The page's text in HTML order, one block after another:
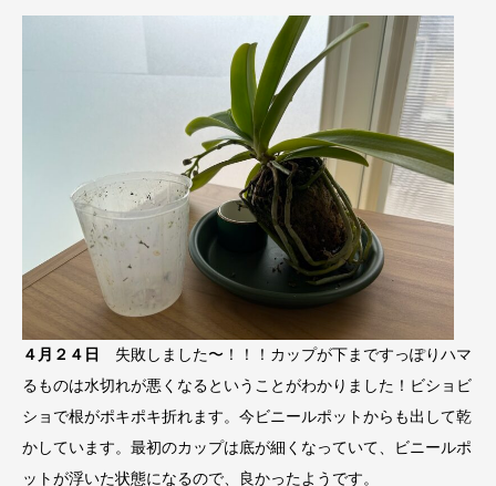
４月２４日
失敗しました〜！！！カップが下まですっぽりハマ
るものは水切れが悪くなるということがわかりました！ビショビ
ショで根がポキポキ折れます。今ビニールポットからも出して乾
かしています。最初のカップは底が細くなっていて、ビニールポ
ットが浮いた状態になるので、良かったようです。